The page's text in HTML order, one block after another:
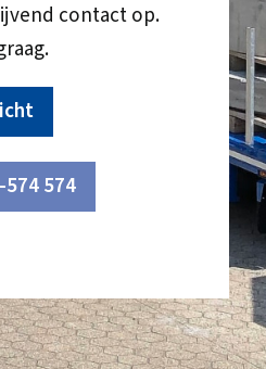
contact op.
574